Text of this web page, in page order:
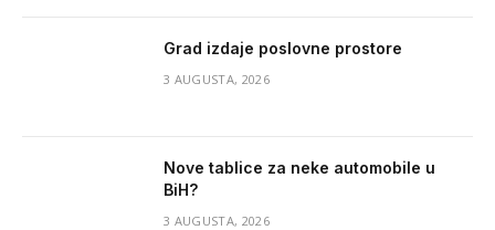
Grad izdaje poslovne prostore
3 AUGUSTA, 2026
Nove tablice za neke automobile u
BiH?
3 AUGUSTA, 2026